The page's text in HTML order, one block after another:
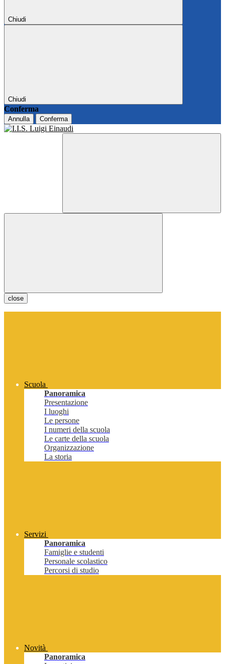
Chiudi
Chiudi
Conferma
Annulla Conferma
close
Scuola
Panoramica
Presentazione
I luoghi
Le persone
I numeri della scuola
Le carte della scuola
Organizzazione
La storia
Servizi
Panoramica
Famiglie e studenti
Personale scolastico
Percorsi di studio
Novità
Panoramica